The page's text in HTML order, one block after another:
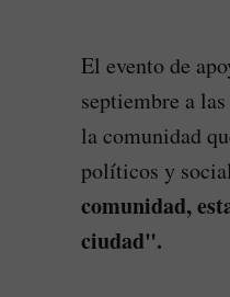
El evento de
septiembre a
la comunidad
políticos y
comunidad,
ciudad".